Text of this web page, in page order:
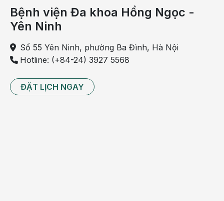
Bệnh viện Đa khoa Hồng Ngọc -
Yên Ninh
Số 55 Yên Ninh, phường Ba Đình, Hà Nội
Hotline: (+84-24) 3927 5568
ĐẶT LỊCH NGAY